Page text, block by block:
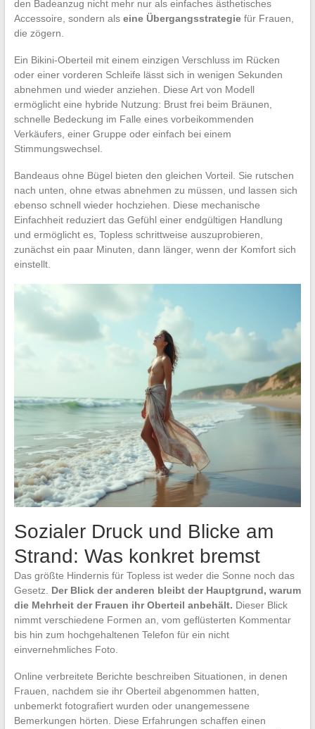
den Badeanzug nicht mehr nur als einfaches ästhetisches
Accessoire, sondern als eine Übergangsstrategiefür Frauen,
die zögern.
Ein Bikini-Oberteil mit einem einzigen Verschluss im Rücken
oder einer vorderen Schleife lässt sich in wenigen Sekunden
abnehmen und wieder anziehen. Diese Art von Modell
ermöglicht eine hybride Nutzung: Brust frei beim Bräunen,
schnelle Bedeckung im Falle eines vorbeikommenden
Verkäufers, einer Gruppe oder einfach bei einem
Stimmungswechsel.
Bandeaus ohne Bügel bieten den gleichen Vorteil. Sie rutschen
nach unten, ohne etwas abnehmen zu müssen, und lassen sich
ebenso schnell wieder hochziehen. Diese mechanische
Einfachheit reduziert das Gefühl einer endgültigen Handlung
und ermöglicht es, Topless schrittweise auszuprobieren,
zunächst ein paar Minuten, dann länger, wenn der Komfort sich
einstellt.
Sozialer Druck und Blicke am
Strand: Was konkret bremst
Das größte Hindernis für Topless ist weder die Sonne noch das
Gesetz. Der Blick der anderen bleibt der Hauptgrund, warum
die Mehrheit der Frauen ihr Oberteil anbehält. Dieser Blick
nimmt verschiedene Formen an, vom geflüsterten Kommentar
bis hin zum hochgehaltenen Telefon für ein nicht
einvernehmliches Foto.
Online verbreitete Berichte beschreiben Situationen, in denen
Frauen, nachdem sie ihr Oberteil abgenommen hatten,
unbemerkt fotografiert wurden oder unangemessene
Bemerkungen hörten. Diese Erfahrungen schaffen einen